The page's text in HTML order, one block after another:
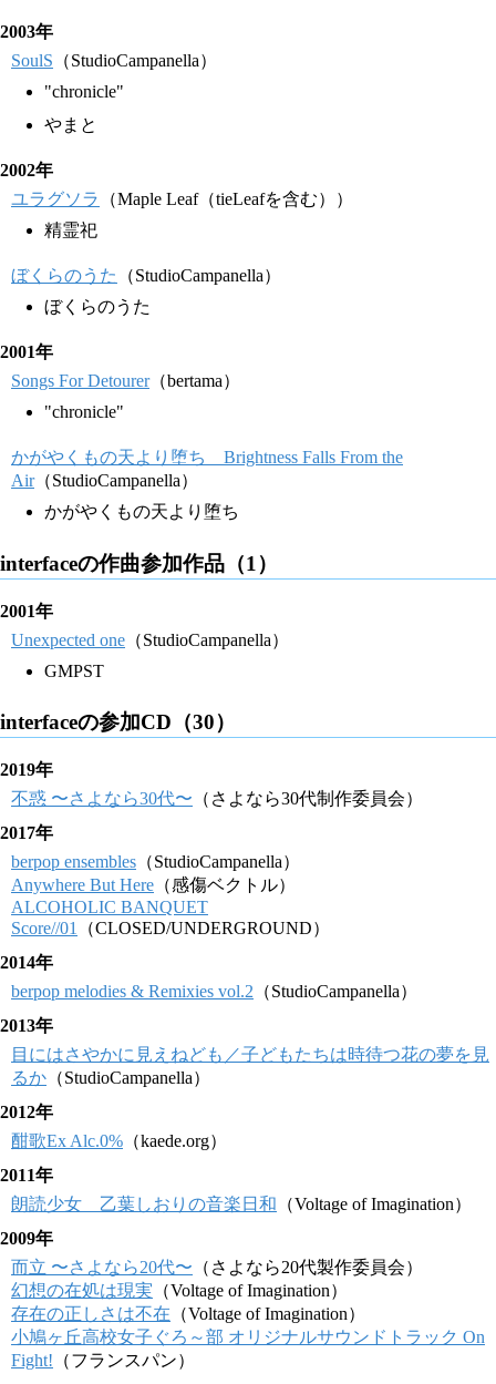
2003年
SoulS （StudioCampanella）
"chronicle"
やまと
2002年
ユラグソラ
（Maple Leaf（tieLeafを含む））
精霊祀
ぼくらのうた
（StudioCampanella）
ぼくらのうた
2001年
Songs For Detourer（bertama）
"chronicle"
かがやくもの天より堕ち Brightness Falls From the
Air（StudioCampanella）
かがやくもの天より堕ち
interfaceの作曲参加作品（1）
2001年
Unexpected one （StudioCampanella）
GMPST
interfaceの参加CD（30）
2019年
不惑 〜さよなら30代〜 （さよなら30代制作委員会）
2017年
berpop ensembles （StudioCampanella）
Anywhere But Here （感傷ベクトル）
ALCOHOLIC BANQUET
Score//01
（CLOSED/UNDERGROUND）
2014年
berpop melodies & Remixies vol.2 （StudioCampanella）
2013年
目にはさやかに見えねども／子どもたちは時待つ花の夢を見
るか （StudioCampanella）
2012年
酣歌Ex Alc.0% （kaede.org）
2011年
朗読少女 乙葉しおりの音楽日和 （Voltage of Imagination）
2009年
而立 〜さよなら20代〜 （さよなら20代製作委員会）
幻想の在処は現実 （Voltage of Imagination）
存在の正しさは不在 （Voltage of Imagination）
小鳩ヶ丘高校女子ぐろ～部 オリジナルサウンドトラック On
Fight! （フランスパン）